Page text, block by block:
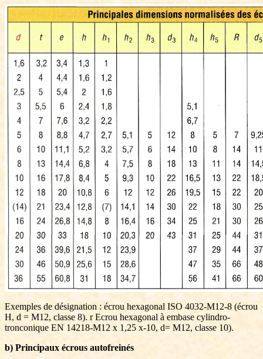
Exemples de désignation : écrou hexagonal ISO 4032-M12-8 (écrou
H, d = M12, classe 8). r Ecrou hexagonal à embase cylindro-
tronconique EN 14218-M12 x 1,25 x-10, d= M12, classe 10).
b) Principaux écrous autofreinés